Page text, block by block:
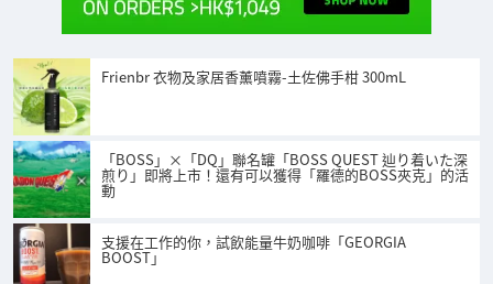
Frienbr 衣物及家居香薰噴霧-土佐佛手柑 300mL
「BOSS」×「DQ」聯名罐「BOSS QUEST 辿り着いた深
煎り」即將上市！還有可以獲得「羅德的BOSS夾克」的活
動
支援在工作的你，試飲能量牛奶咖啡「GEORGIA
BOOST」